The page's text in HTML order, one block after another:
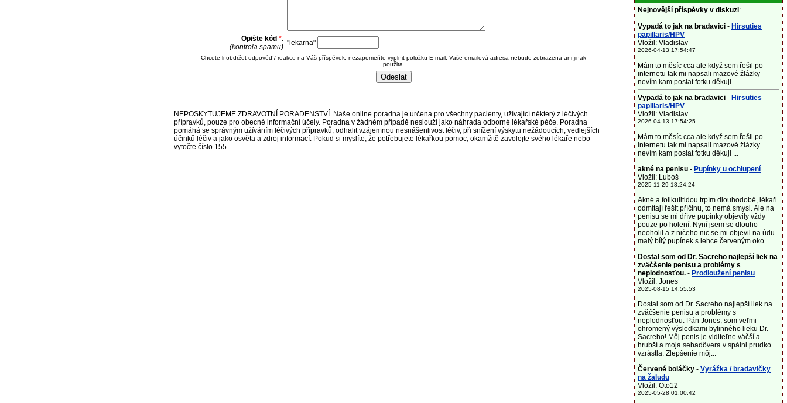
Opište kód *:
(kontrola spamu) "lekarna"
Chcete-li obdržet odpověď / reakce na Váš příspěvek, nezapomeňte vyplnit položku E-mail. Vaše emailová adresa nebude zobrazena ani jinak
použita.
NEPOSKYTUJEME ZDRAVOTNÍ PORADENSTVÍ. Naše online poradna je určena pro všechny pacienty, užívající některý z léčivých
přípravků, pouze pro obecné informační účely. Poradna v žádném případě neslouží jako náhrada odborné lékařské péče. Poradna
pomáhá se správným užíváním léčivých přípravků, odhalit vzájemnou nesnášenlivost léčiv, při snížení výskytu nežádoucích, vedlejších
účinků léčiv a jako osvěta a zdroj informací. Pokud si myslíte, že potřebujete lékařkou pomoc, okamžitě zavolejte svého lékaře nebo
vytočte číslo 155.
Nejnovější příspěvky v diskuzi:
Vypadá to jak na bradavici - Hirsuties
papillaris/HPV
Vložil: Vladislav
2026-04-13 17:54:47
Mám to měsíc cca ale když sem řešil po
internetu tak mi napsali mazové žlázky
nevím kam poslat fotku děkuji ...
Vypadá to jak na bradavici - Hirsuties
papillaris/HPV
Vložil: Vladislav
2026-04-13 17:54:25
Mám to měsíc cca ale když sem řešil po
internetu tak mi napsali mazové žlázky
nevím kam poslat fotku děkuji ...
akné na penisu - Pupínky u ochlupení
Vložil: Luboš
2025-11-29 18:24:24
Akné a folikulitidou trpím dlouhodobě, lékaři
odmítají řešit příčinu, to nemá smysl. Ale na
penisu se mi dříve pupínky objevily vždy
pouze po holení. Nyní jsem se dlouho
neoholil a z ničeho nic se mi objevil na údu
malý bílý pupínek s lehce červeným oko...
Dostal som od Dr. Sacreho najlepší liek na
zväčšenie penisu a problémy s
neplodnosťou. - Prodloužení penisu
Vložil: Jones
2025-08-15 14:55:53
Dostal som od Dr. Sacreho najlepší liek na
zväčšenie penisu a problémy s
neplodnosťou. Pán Jones, som veľmi
ohromený výsledkami bylinného lieku Dr.
Sacreho! Môj penis je viditeľne väčší a
hrubší a moja sebadôvera v spálni prudko
vzrástla. Zlepšenie môj...
Červené boláčky - Vyrážka / bradavičky
na žaludu
Vložil: Oto12
2025-05-28 01:00:42